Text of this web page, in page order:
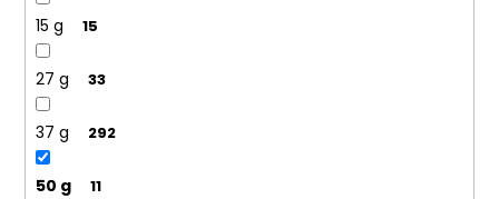
15 g 15
27 g 33
37 g 292
50 g 11